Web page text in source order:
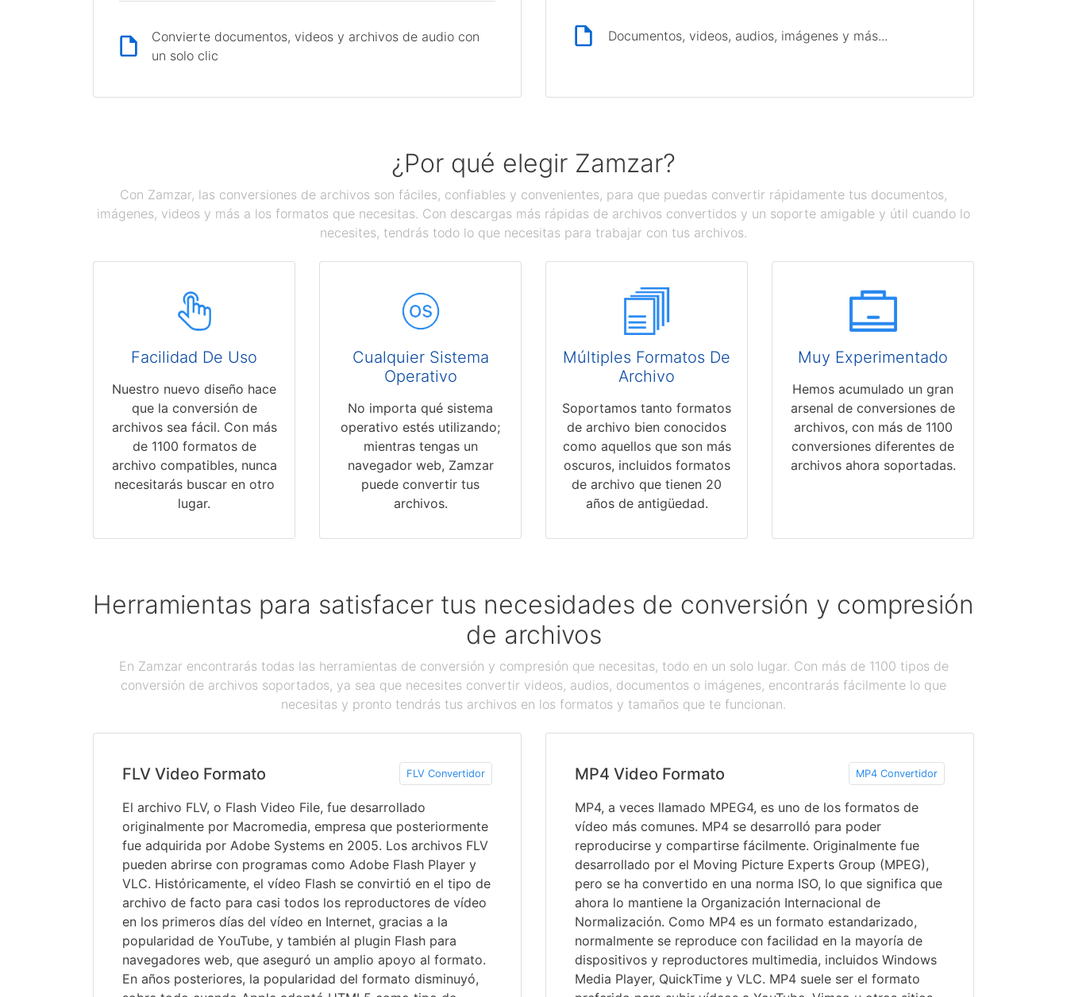
Convierte documentos, videos y archivos de audio con
un solo clic
Documentos, videos, audios, imágenes y más...
¿Por qué elegir Zamzar?
Con Zamzar, las conversiones de archivos son fáciles, confiables y convenientes, para que puedas convertir rápidamente tus documentos,
imágenes, videos y más a los formatos que necesitas. Con descargas más rápidas de archivos convertidos y un soporte amigable y útil cuando lo
necesites, tendrás todo lo que necesitas para trabajar con tus archivos.
Facilidad De Uso
Nuestro nuevo diseño hace
que la conversión de
archivos sea fácil. Con más
de 1100 formatos de
archivo compatibles, nunca
necesitarás buscar en otro
lugar.
Cualquier Sistema
Operativo
No importa qué sistema
operativo estés utilizando;
mientras tengas un
navegador web, Zamzar
puede convertir tus
archivos.
Múltiples Formatos De
Archivo
Soportamos tanto formatos
de archivo bien conocidos
como aquellos que son más
oscuros, incluidos formatos
de archivo que tienen 20
años de antigüedad.
Muy Experimentado
Hemos acumulado un gran
arsenal de conversiones de
archivos, con más de 1100
conversiones diferentes de
archivos ahora soportadas.
Herramientas para satisfacer tus necesidades de conversión y compresión
de archivos
En Zamzar encontrarás todas las herramientas de conversión y compresión que necesitas, todo en un solo lugar. Con más de 1100 tipos de
conversión de archivos soportados, ya sea que necesites convertir videos, audios, documentos o imágenes, encontrarás fácilmente lo que
necesitas y pronto tendrás tus archivos en los formatos y tamaños que te funcionan.
FLV Video Formato FLV Convertidor
El archivo FLV, o Flash Video File, fue desarrollado
originalmente por Macromedia, empresa que posteriormente
fue adquirida por Adobe Systems en 2005. Los archivos FLV
pueden abrirse con programas como Adobe Flash Player y
VLC. Históricamente, el vídeo Flash se convirtió en el tipo de
archivo de facto para casi todos los reproductores de vídeo
en los primeros días del vídeo en Internet, gracias a la
popularidad de YouTube, y también al plugin Flash para
navegadores web, que aseguró un amplio apoyo al formato.
En años posteriores, la popularidad del formato disminuyó,
MP4 Video Formato MP4 Convertidor
MP4, a veces llamado MPEG4, es uno de los formatos de
vídeo más comunes. MP4 se desarrolló para poder
reproducirse y compartirse fácilmente. Originalmente fue
desarrollado por el Moving Picture Experts Group (MPEG),
pero se ha convertido en una norma ISO, lo que significa que
ahora lo mantiene la Organización Internacional de
Normalización. Como MP4 es un formato estandarizado,
normalmente se reproduce con facilidad en la mayoría de
dispositivos y reproductores multimedia, incluidos Windows
Media Player, QuickTime y VLC. MP4 suele ser el formato